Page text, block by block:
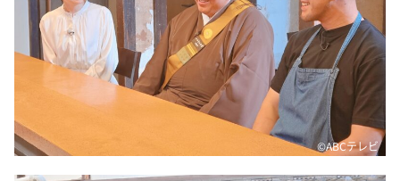
©ABCテレビ